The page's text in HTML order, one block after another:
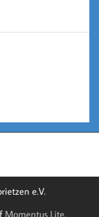
e.V.
Momentus Lite.